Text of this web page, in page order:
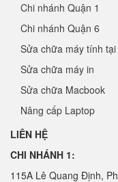
Chi nhánh Quận 1
Chi nhánh Quận 6
Sửa chữa máy tính
Sửa chữa máy in
Sửa chữa Macbook
Nâng cấp Laptop
LIÊN HỆ
CHI NHÁNH 1:
115A Lê Quang Định,